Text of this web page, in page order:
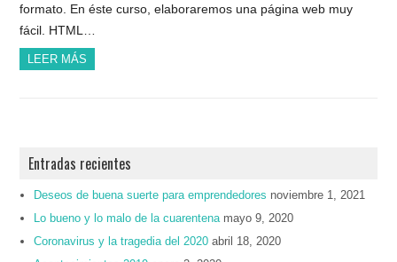
formato. En éste curso, elaboraremos una página web muy
fácil. HTML…
LEER MÁS
Entradas recientes
Deseos de buena suerte para emprendedores noviembre 1, 2021
Lo bueno y lo malo de la cuarentena mayo 9, 2020
Coronavirus y la tragedia del 2020 abril 18, 2020